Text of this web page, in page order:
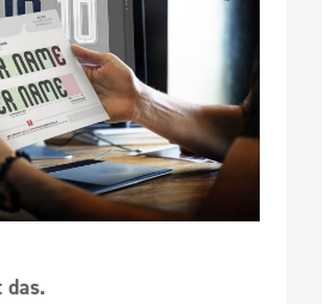
das.